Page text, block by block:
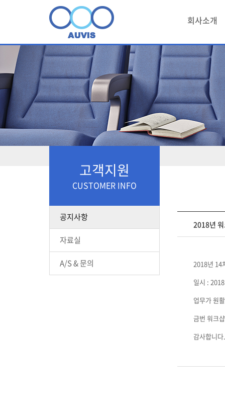
회사소개
고객지원
CUSTOMER INFO
공지사항
자료실
A/S & 문의
2018년
2018년 14
일시 :
업무가 원
금번 워크
감사합니다.